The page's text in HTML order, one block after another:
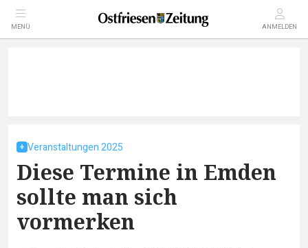
MENÜ ANMELDEN
Veranstaltungen 2025
Diese Termine in Emden
sollte man sich
vormerken